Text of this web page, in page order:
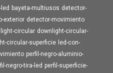
bayeta-multiusos detector-
exterior detector-movimiento
circular downlight-circular-
circular-superficie led-con-
perfil-negro-aluminio-
negro-tira-led perfil-superficie-